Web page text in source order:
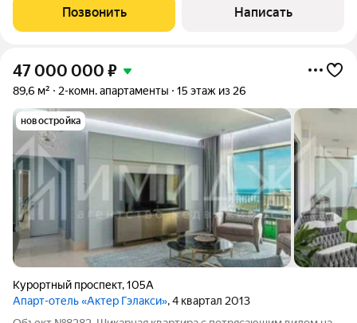
ценит комфорт, престиж и динамичную жизнь: - До Красной
Поляны и казино в Эстосадке 20
Позвонить Написать
47 000 000 ₽
89,6 м² 2-комн. апартаменты 15 этаж из 26
новостройка
Курортный проспект,105А
Апарт-отель «Актер Гэлакси», 4 квартал 2013